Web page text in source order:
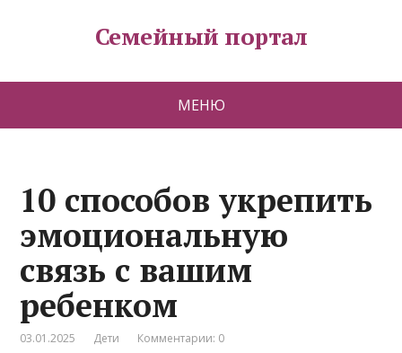
Семейный портал
МЕНЮ
10 способов укрепить
эмоциональную
связь с вашим
ребенком
03.01.2025 Дети Комментарии: 0